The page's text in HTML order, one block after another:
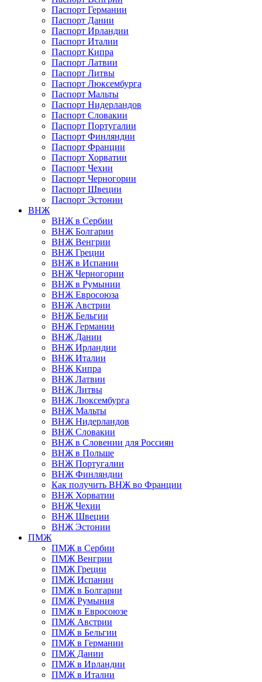
Паспорт Германии
Паспорт Дании
Паспорт Ирландии
Паспорт Италии
Паспорт Кипра
Паспорт Латвии
Паспорт Литвы
Паспорт Люксембурга
Паспорт Мальты
Паспорт Нидерландов
Паспорт Словакии
Паспорт Португалии
Паспорт Финляндии
Паспорт Франции
Паспорт Хорватии
Паспорт Чехии
Паспорт Черногории
Паспорт Швеции
Паспорт Эстонии
ВНЖ
ВНЖ в Сербии
ВНЖ Болгарии
ВНЖ Венгрии
ВНЖ Греции
ВНЖ в Испании
ВНЖ Черногории
ВНЖ в Румынии
ВНЖ Евросоюза
ВНЖ Австрии
ВНЖ Бельгии
ВНЖ Германии
ВНЖ Дании
ВНЖ Ирландии
ВНЖ Италии
ВНЖ Кипра
ВНЖ Латвии
ВНЖ Литвы
ВНЖ Люксембурга
ВНЖ Мальты
ВНЖ Нидерландов
ВНЖ Словакии
ВНЖ в Словении для Россиян
ВНЖ в Польше
ВНЖ Португалии
ВНЖ Финляндии
Как получить ВНЖ во Франции
ВНЖ Хорватии
ВНЖ Чехии
ВНЖ Швеции
ВНЖ Эстонии
ПМЖ
ПМЖ в Сербии
ПМЖ Венгрии
ПМЖ Греции
ПМЖ Испании
ПМЖ в Болгарии
ПМЖ Румыния
ПМЖ в Евросоюзе
ПМЖ Австрии
ПМЖ в Бельгии
ПМЖ в Германии
ПМЖ Дании
ПМЖ в Ирландии
ПМЖ в Италии